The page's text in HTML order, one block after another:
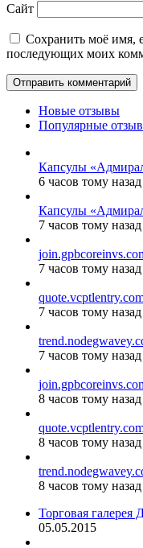
Сайт
Сохранить моё имя,
последующих моих
Новые отзывы
Популярные
Капсулы
6 часов тому назад
Капсулы
7 часов тому назад
7 часов тому назад
7 часов тому назад
7 часов тому назад
8 часов тому назад
8 часов тому назад
8 часов тому назад
Торговая
05.05.2015